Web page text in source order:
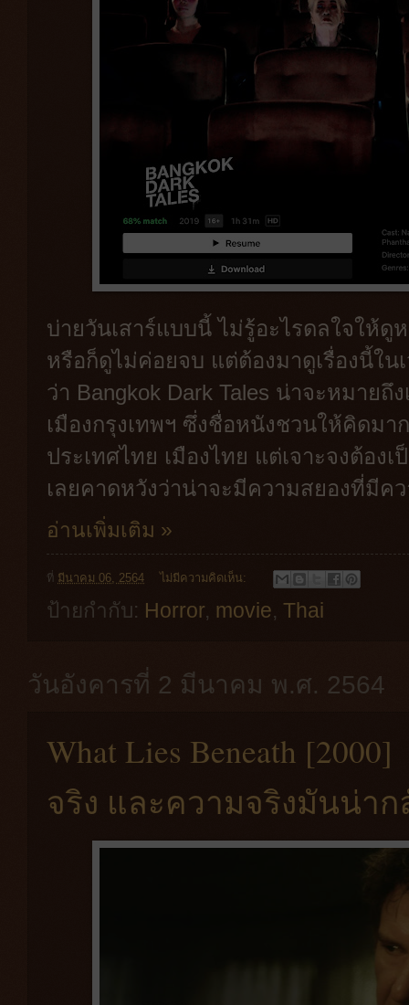
บ่ายวันเสาร์แบบนี้ ไม่รู้อะไรดลใจให้ดู
หรือก็ดูไม่ค่อยจบ แต่ต้องมาดูเรื่องนี้ใ
ว่า Bangkok Dark Tales น่าจะหมายถึ
เมืองกรุงเทพฯ ซึ่งชื่อหนังชวนให้คิดม
ประเทศไทย เมืองไทย แต่เจาะจงต้อง
เลยคาดหวังว่าน่าจะมีความสยองที่มีค
อ่านเพิ่มเติม »
ที่ มีนาคม 06, 2564 ไม่มีความคิดเห็น:
ป้ายกำกับ: Horror, movie, Thai
วันอังคารที่ 2 มีนาคม พ.ศ. 2564
What Lies Beneath
จริง และความจริงมันน่าก